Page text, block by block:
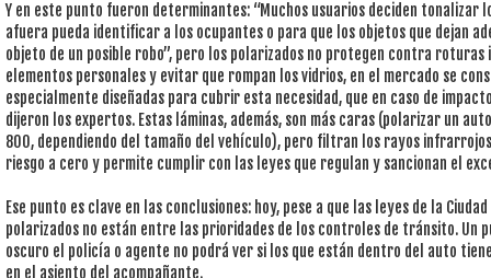
Y en este punto fueron determinantes: “Muchos usuarios deciden tonalizar
afuera pueda identificar a los ocupantes o para que los objetos que dejan
objeto de un posible robo”, pero los polarizados no protegen contra
elementos personales y evitar que rompan los vidrios, en el mercado se
especialmente diseñadas para cubrir esta necesidad, que en caso de
dijeron los expertos. Estas láminas, además, son más caras (polarizar un
800, dependiendo del tamaño del vehículo), pero filtran los rayos
riesgo a cero y permite cumplir con las leyes que regulan y sancionan el
Ese punto es clave en las conclusiones: hoy, pese a que las leyes de la
polarizados no están entre las prioridades de los controles de tránsito. Un
oscuro el policía o agente no podrá ver si los que están dentro del auto
en el asiento del acompañante.